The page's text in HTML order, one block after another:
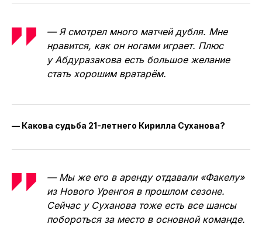
— Я смотрел много матчей дубля. Мне
нравится, как он ногами играет. Плюс
у Абдуразакова есть большое желание
стать хорошим вратарём.
— Какова судьба 21-летнего Кирилла Суханова?
— Мы же его в аренду отдавали «Факелу»
из Нового Уренгоя в прошлом сезоне.
Сейчас у Суханова тоже есть все шансы
побороться за место в основной команде.